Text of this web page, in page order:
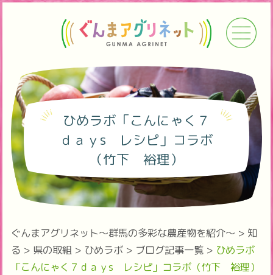
ひめラボ「こんにゃく７
ｄａｙs レシピ」コラボ
（竹下 裕理）
ぐんまアグリネット～群馬の多彩な農産物を紹介～ > 知
る > 県の取組 > ひめラボ> ブログ記事一覧> ひめラボ
「こんにゃく７ｄａｙs レシピ」コラボ（竹下 裕理）